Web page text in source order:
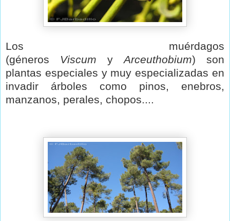
Los muérdagos
(géneros Viscum yArceuthobium) son
plantas especiales y muy especializadas en
invadir árboles como pinos, enebros,
manzanos, perales, chopos....